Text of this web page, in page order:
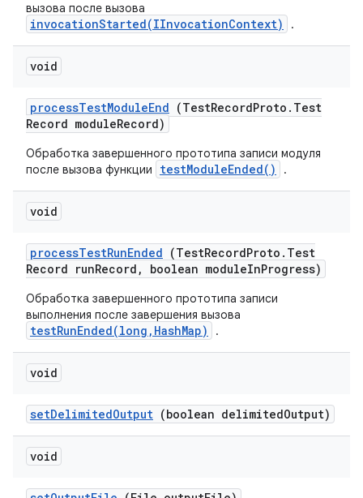
вызова после вызова
invocationStarted(IInvocationContext) .
void
processTestModuleEnd (TestRecordProto . Test
Record moduleRecord)
Обработка завершенного прототипа записи модуля
после вызова функции
testModuleEnded() .
void
processTestRunEnded (TestRecordProto . Test
Record runRecord , boolean moduleInProgress)
Обработка завершенного прототипа записи
выполнения после завершения вызова
testRunEnded(long,HashMap) .
void
setDelimitedOutput (boolean delimitedOutput)
void